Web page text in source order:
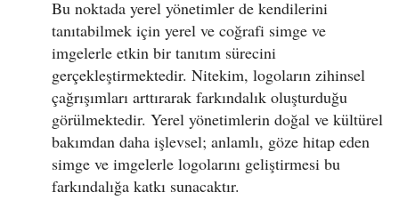
Bu noktada yerel yönetimler de kendilerini
tanıtabilmek için yerel ve coğrafi simge ve
imgelerle etkin bir tanıtım sürecini
gerçekleştirmektedir. Nitekim, logoların zihinsel
çağrışımları arttırarak farkındalık oluşturduğu
görülmektedir. Yerel yönetimlerin doğal ve kültürel
bakımdan daha işlevsel; anlamlı, göze hitap eden
simge ve imgelerle logolarını geliştirmesi bu
farkındalığa katkı sunacaktır.